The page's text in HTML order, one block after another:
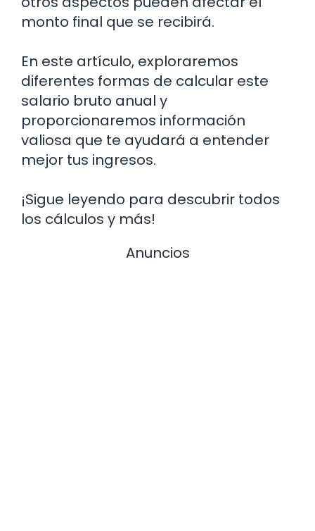
monto final que se recibirá.
En este artículo, exploraremos
diferentes formas de calcular este
salario bruto anual y
proporcionaremos información
valiosa que te ayudará a entender
mejor tus ingresos.
¡Sigue leyendo para descubrir todos
los cálculos y más!
Anuncios